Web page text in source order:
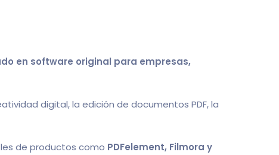
en software original para empresas,
digital, la edición de documentos PDF, la
de productos como PDFelement, Filmora y